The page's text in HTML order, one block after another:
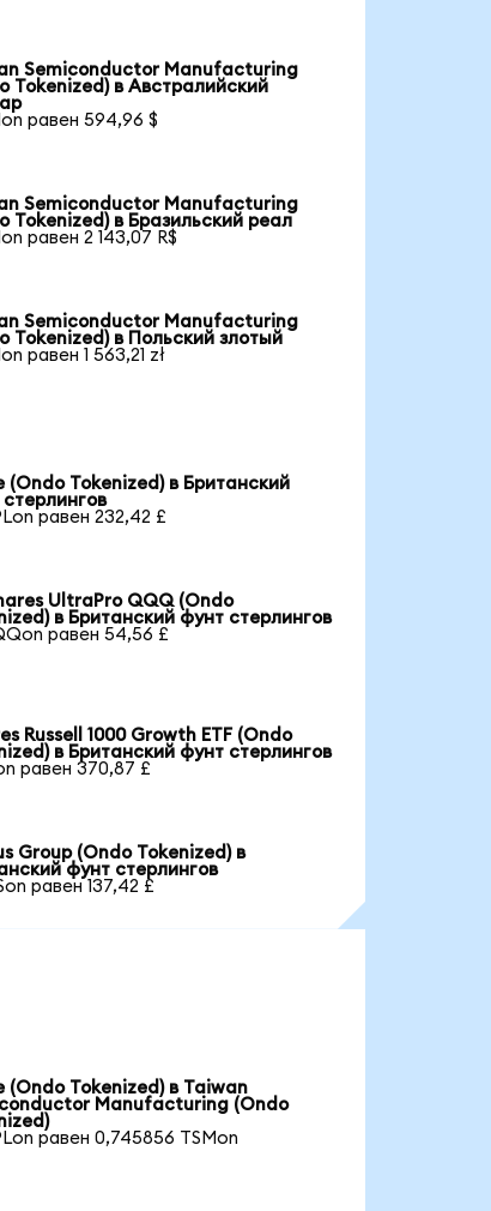
Semiconductor Manufacturing
Tokenized) в Австралийский
равен 594,96 $
Semiconductor Manufacturing
Tokenized) в Бразильский реал
равен 2 143,07 R$
Semiconductor Manufacturing
Tokenized) в Польский злотый
равен 1 563,21 zł
(Ondo Tokenized) в Британский
равен 232,42 £
UltraPro QQQ (Ondo
в Британский фунт стерлингов
равен 54,56 £
Russell 1000 Growth ETF (Ondo
в Британский фунт стерлингов
равен 370,87 £
Group (Ondo Tokenized) в
фунт стерлингов
равен 137,42 £
(Ondo Tokenized) в Taiwan
Manufacturing (Ondo
равен 0,745856 TSMon